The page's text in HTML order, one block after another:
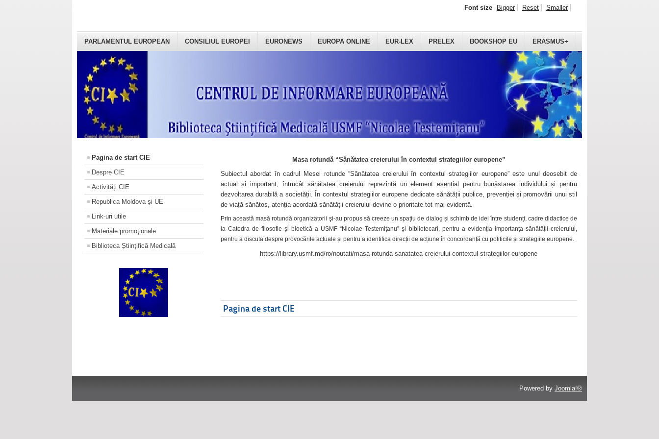
PARLAMENTUL EUROPEAN CONSILIUL EUROPEI EURONEWS EUROPA ONLINE EUR-LEX PRELEX BOOKSHOP EU ERASMUS+
Font size Bigger Reset Smaller
Pagina de start CIE
Despre CIE
Activități CIE
Republica Moldova și UE
Link-uri utile
Materiale promoţionale
Biblioteca Științifică Medicală
Masa rotundă “Sănătatea creierului în contextul strategiilor europene”
Subiectul abordat în cadrul Mesei rotunde “Sănătatea creierului în contextul strategiilor europene” este unul deosebit de
actual și important, întrucât sănătatea creierului reprezintă un element esențial pentru bunăstarea individului și pentru
dezvoltarea durabilă a societății. În contextul strategiilor europene dedicate sănătății publice, prevenției și promovării unui stil
de viață sănătos, atenția acordată sănătății creierului devine o prioritate tot mai evidentă.
Prin această masă rotundă organizatorii şi-au propus să creeze un spațiu de dialog și schimb de idei între studenți, cadre didactice de
la Catedra de filosofie și bioetică a USMF “Nicolae Testemițanu” și bibliotecari, pentru a evidenția importanța sănătății creierului,
pentru a discuta despre provocările actuale și pentru a identifica direcții de acțiune în concordanță cu politicile și strategiile europene.
https://library.usmf.md/ro/noutati/masa-rotunda-sanatatea-creierului-contextul-strategiilor-europene
Pagina de start CIE
Powered by Joomla!®